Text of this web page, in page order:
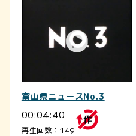
富山県ニュースNo.3
00:04:40
再生回数：149